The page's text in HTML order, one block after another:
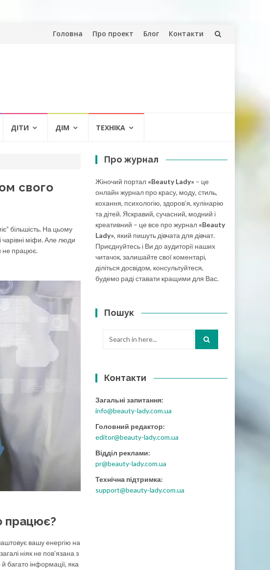
Skip
Головна Про проект Блог Контакти
ДІТИ ДІМ ТЕХНІКА
свого
більшість. На цьому
чарівні міфи. Але люди
не працює.
працює?
вашу енергію на
ніяк не пов’язана з
багато інформації, яка
Про журнал
Жіночий портал «Beauty Lady» – це
онлайн журнал про красу, моду, стиль,
кохання, психологію, здоров’я, кулінарію
та дітей. Яскравий, сучасний, модний і
креативний – це все про журнал «Beauty
Lady», який пишуть дівчата для дівчат.
Приєднуйтесь і Ви до аудиторії наших
читачок, залишайте свої коментарі,
діліться досвідом, консультуйтеся,
будемо раді ставати кращими для Вас.
Пошук
Контакти
Загальні запитання:
info@beauty-lady.com.ua
Головний редактор:
editor@beauty-lady.com.ua
Відділ реклами:
pr@beauty-lady.com.ua
Технічна підтримка:
support@beauty-lady.com.ua